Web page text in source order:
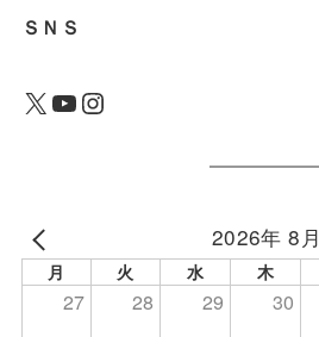
ＳＮＳ
X YouTube
Instagram
2026年 8月
月 火 水 木
27 28 29 30